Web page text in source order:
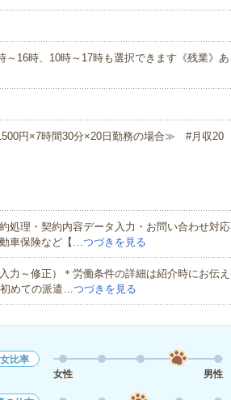
16時、10時～17時も選択できます《残業》あ
円×7時間30分×20日勤務の場合≫ #月収20
処理・契約内容データ入力・お問い合わせ対応
車保険など【…つづきを見る
～修正）＊労働条件の詳細は紹介時にお伝え
初めての派遣…つづきを見る
比率
女性
男性